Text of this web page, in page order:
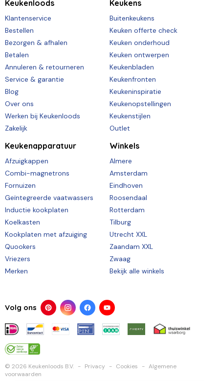
Keukenloods
Klantenservice
Bestellen
Bezorgen & afhalen
Betalen
Annuleren & retourneren
Service & garantie
Blog
Over ons
Werken bij Keukenloods
Zakelijk
Keukens
Buitenkeukens
Keuken offerte check
Keuken onderhoud
Keuken ontwerpen
Keukenbladen
Keukenfronten
Keukeninspiratie
Keukenopstellingen
Keukenstijlen
Outlet
Keukenapparatuur
Afzuigkappen
Combi-magnetrons
Fornuizen
Geïntegreerde vaatwassers
Inductie kookplaten
Koelkasten
Kookplaten met afzuiging
Quookers
Vriezers
Merken
Winkels
Almere
Amsterdam
Eindhoven
Roosendaal
Rotterdam
Tilburg
Utrecht XXL
Zaandam XXL
Zwaag
Bekijk alle winkels
Volg ons
© 2026 Keukenloods B.V. Privacy Cookies
Algemene
voorwaarden